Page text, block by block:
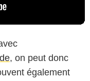
, on peut donc
également